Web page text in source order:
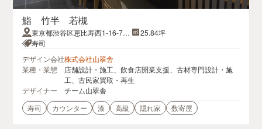
鮨 竹半 若槻
東京都渋谷区恵比寿西1-16-7-2
Fハギワラビルディング ナナ
25.84坪
寿司
デザイン会社株式会社山翠舎
業種・業態
店舗設計・施工、飲食店開業支援、古材専門設計・施
工、古民家買取・再生
デザイナー
チーム山翠舎
寿司
カウンター 漆 高級 隠れ家 数寄屋